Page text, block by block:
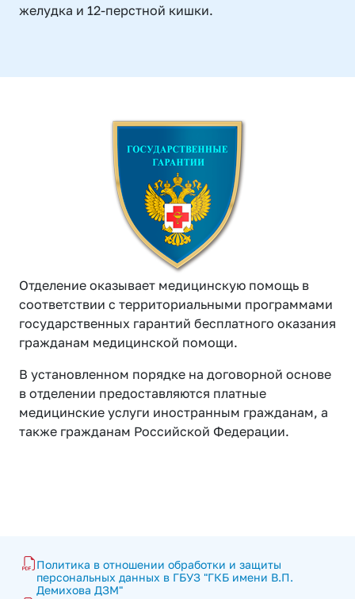
желудка и 12-перстной кишки.
Отделение оказывает медицинскую помощь в
соответствии с территориальными программами
государственных гарантий бесплатного оказания
гражданам медицинской помощи.
В установленном порядке на договорной основе
в отделении предоставляются платные
медицинские услуги иностранным гражданам, а
также гражданам Российской Федерации.
Политика в отношении обработки и защиты
персональных данных в ГБУЗ "ГКБ имени В.П.
Демихова ДЗМ"